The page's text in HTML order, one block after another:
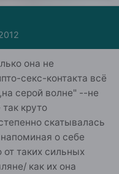
она не
секс-контакта всё
серой волне" --не
круто
скатывалась
о себе
таких сильных
как их она